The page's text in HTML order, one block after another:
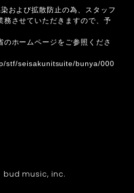
および拡散防止の為、スタッフ
務させていただきますので、予
ホームページをご参照くださ
stf/seisakunitsuite/bunya/000
bud music, inc.